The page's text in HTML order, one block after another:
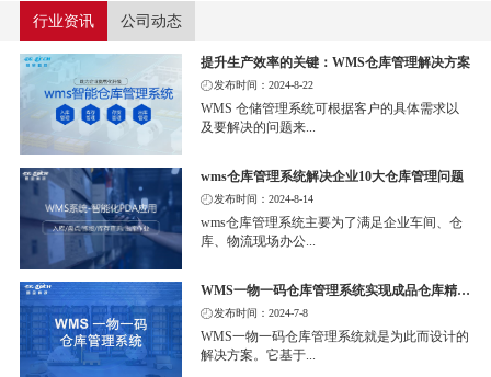
行业资讯 公司动态
提升生产效率的关键：WMS仓库管理解决方案
发布时间：2024-8-22
WMS 仓储管理系统可根据客户的具体需求以
及要解决的问题来...
wms仓库管理系统解决企业10大仓库管理问题
发布时间：2024-8-14
wms仓库管理系统主要为了满足企业车间、仓
库、物流现场办公...
WMS一物一码仓库管理系统实现成品仓库精细化管理
发布时间：2024-7-8
WMS一物一码仓库管理系统就是为此而设计的
解决方案。它基于...